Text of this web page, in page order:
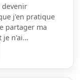
devenir
j'en pratique
partager ma
je n'ai…